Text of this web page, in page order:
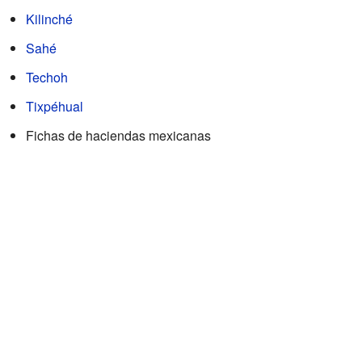
Kilinché
Sahé
Techoh
Tixpéhual
Fichas de haciendas mexicanas